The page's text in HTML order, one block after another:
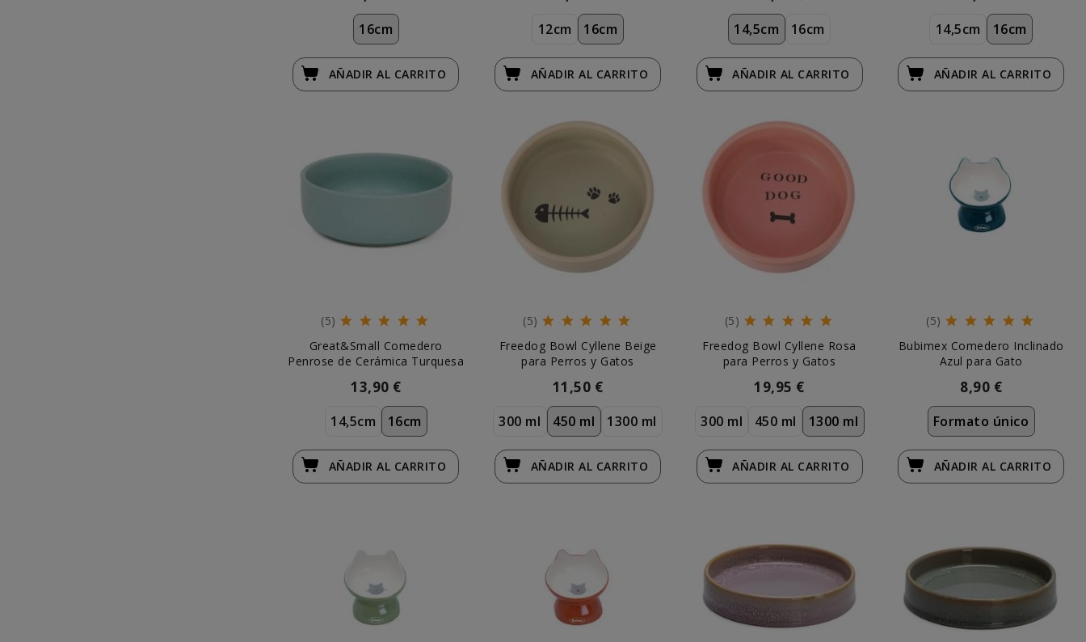
16cm
AÑADIRAL CARRITO
12cm 16cm
AÑADIR AL CARRITO
14,5cm 16cm
AÑADIR AL CARRITO
14,5cm 16cm
AÑADIRAL CARRITO
(5)
Great&Small Comedero
Penrose de Cerámica Turquesa
13,90 €
14,5cm 16cm
AÑADIRAL CARRITO
(5)
Freedog Bowl Cyllene Beige
para Perros y Gatos
11,50 €
300 ml 450 ml 1300 ml
AÑADIR AL CARRITO
(5)
Freedog Bowl Cyllene Rosa
para Perros y Gatos
19,95 €
300 ml 450 ml 1300 ml
AÑADIR AL CARRITO
(5)
Bubimex Comedero Inclinado
Azul para Gato
8,90 €
Formato único
AÑADIRAL CARRITO